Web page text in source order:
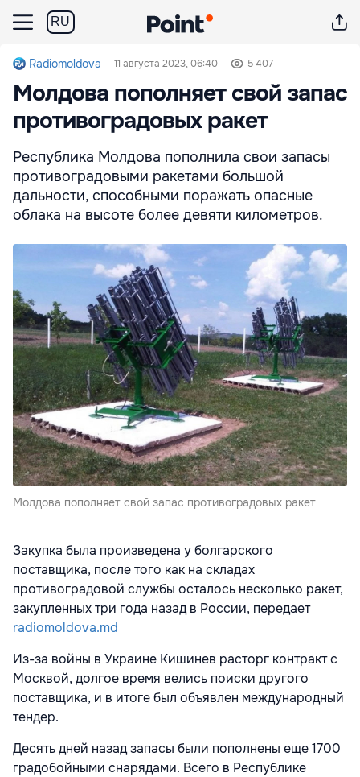
RU
Radiomoldova 11 августа 2023, 06:40 5 407
Молдова пополняет свой запас
противоградовых ракет
Республика Молдова пополнила свои запасы
противоградовыми ракетами большой
дальности, способными поражать опасные
облака на высоте более девяти километров.
Молдова пополняет свой запас противоградовых ракет
Закупка была произведена у болгарского
поставщика, после того как на складах
противоградовой службы осталось несколько ракет,
закупленных три года назад в России, передает
radiomoldova.md
Из-за войны в Украине Кишинев расторг контракт с
Москвой, долгое время велись поиски другого
поставщика, и в итоге был объявлен международный
тендер.
Десять дней назад запасы были пополнены еще 1700
градобойными снарядами. Всего в Республике